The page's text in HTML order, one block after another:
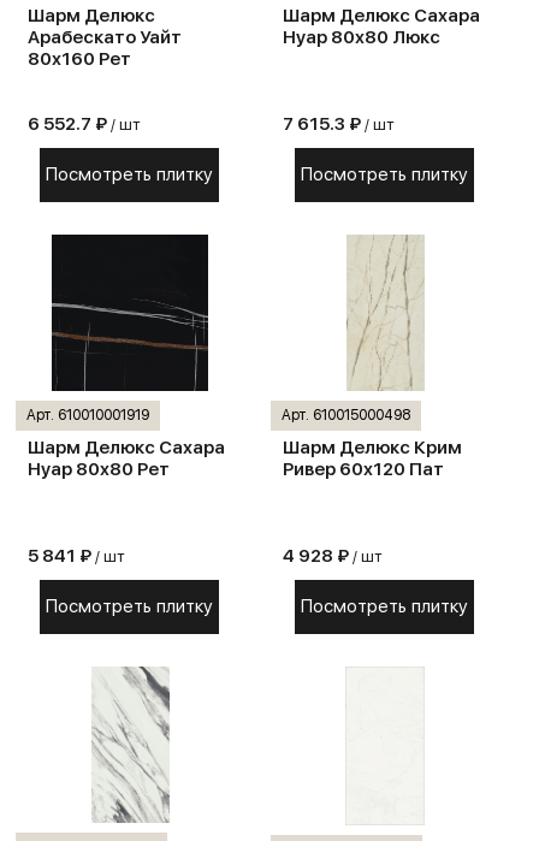
Шарм Делюкс
Арабескато Уайт
80х160 Рет
6 552.7 ₽ / шт
Посмотреть плитку
Шарм Делюкс Сахара
Нуар 80х80 Люкс
7 615.3 ₽ / шт
Посмотреть плитку
Арт. 610010001919
Шарм Делюкс Сахара
Нуар 80х80 Рет
5 841 ₽ / шт
Посмотреть плитку
Арт. 610015000498
Шарм Делюкс Крим
Ривер 60х120 Пат
4 928 ₽ / шт
Посмотреть плитку